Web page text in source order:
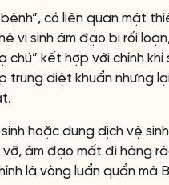
có liên quan mật
vi sinh âm đạo bị rối
kết hợp với chính khí
trung diệt khuẩn nhưng
hoặc dung dịch vệ
vỡ, âm đạo mất đi hàng
là vòng luẩn quẩn mà